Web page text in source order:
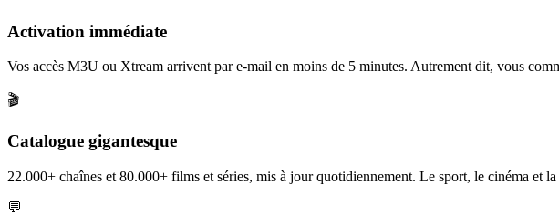
Activation immédiate
Vos accès M3U ou Xtream arrivent par e-mail en moins de 5 minutes. Autrement dit, vous
🎬
Catalogue gigantesque
22.000+ chaînes et 80.000+ films et séries, mis à jour quotidiennement. Le sport, le cinéma et
💬